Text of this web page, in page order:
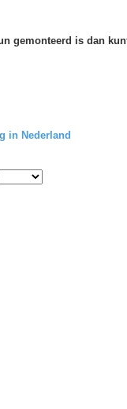
gemonteerd is dan
in Nederland